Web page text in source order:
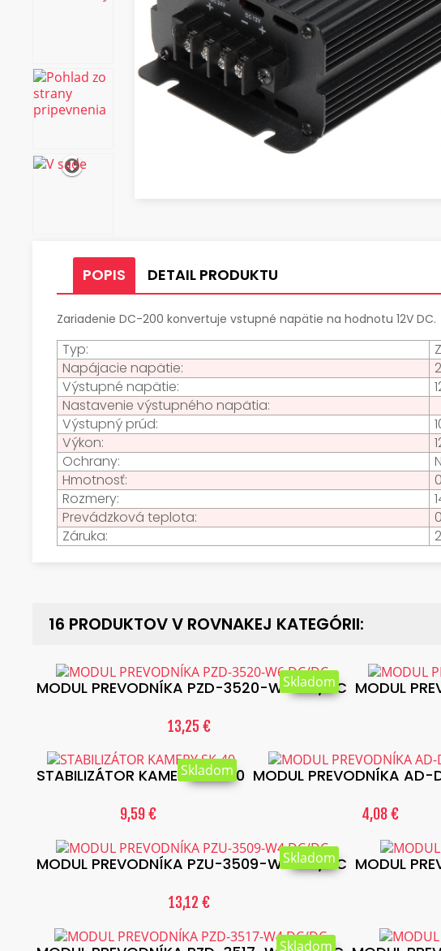
POPIS DETAIL PRODUKTU
Zariadenie DC-200 konvertuje vstupné napätie na hodnotu 12V DC.
Typ:
Napájacie napätie:
Výstupné napätie:
Nastavenie výstupného napätia:
Výstupný prúd:
Výkon:
Ochrany:
Hmotnosť:
Rozmery:
Prevádzková teplota:
Záruka:
16 PRODUKTOV V ROVNAKEJ KATEGÓRII:
MODUL PREVODNÍKA PZD-3520-W6 DC/DC
13,25 €
Skladom MODUL
STABILIZÁTOR KAMERY SK-40
9,59 €
Skladom MODUL PREVODNÍKA
4,08 €
MODUL PREVODNÍKA PZU-3509-W4 DC/DC
13,12 €
Skladom MODUL
Skladom